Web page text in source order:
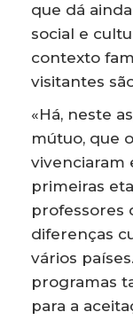
que dá
social e
contexto
visitantes
«Há, neste
mútuo, que
vivenciaram
primeiras
professores
diferenças
vários
programas
para a